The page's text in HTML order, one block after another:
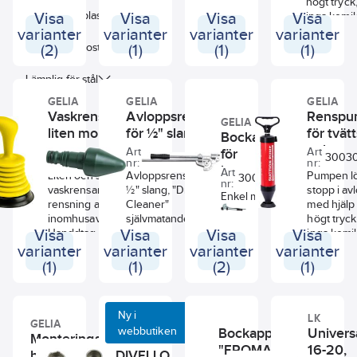
Lämplig för plast
Lämplig för rostfritt stål
Lämplig för stål
Visa
varianter
(2)
Visa
varianter
(1)
Visa
varianter
(1)
inga
behövs.
Visa
varianter
(1)
GELIA
Vaskrensare,
liten modell
Art
nr: 3003090071
Liten och smidig
vaskrensare för
rensning av
inomhusavlopp.
Handdtag och
bälg är
tillverkade i PE
och sugkoppen i
Visa
varianter
(1)
GELIA
Avloppsrensare
för ½" slang
Art
nr:
3003090082
Avloppsrensare för
½" slang, "Drain
Cleaner"
självmatande.
Visa
varianter
(1)
GELIA
Bockapparat
för
kopparrör,
GDS
Art
nr: 3006057122
Enkel modell för
den som inte
mycket. För
bockning av
mjuka och
Visa
varianter
(2)
GELIA
för
och
Art
nr:
Pumpen
stopp i
med hjälp
högt
inga
behövs.
Visa
varianter
(1)
GELIA
Monteringsverktyg
Ny i
webbutiken
DIVELLO
Strålsamlarverktyg,Bockapparat
"FROMAX"
LK
16-20,